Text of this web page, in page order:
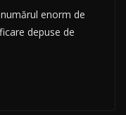
enorm de
depuse de